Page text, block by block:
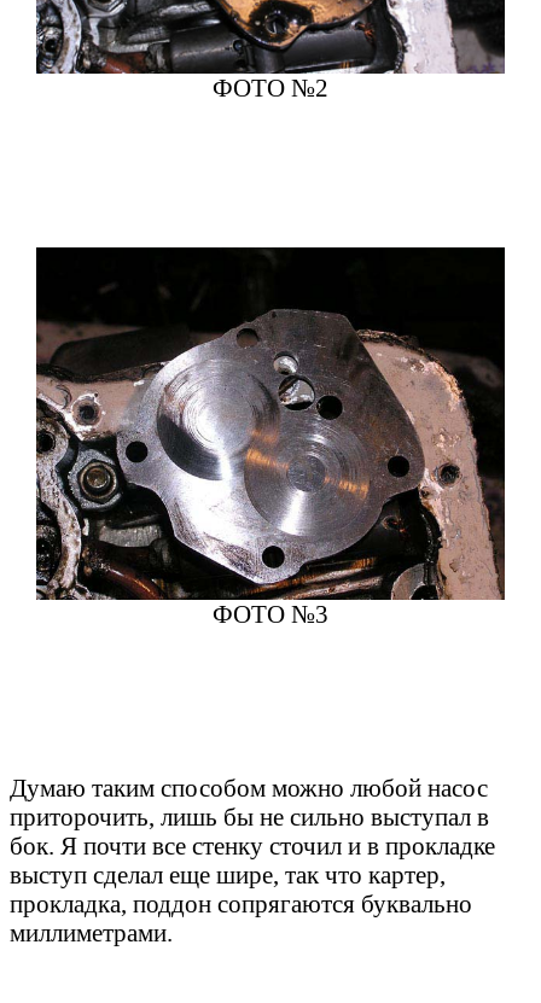
ФОТО №2
ФОТО №3
Думаю таким способом можно любой насос
приторочить, лишь бы не сильно выступал в
бок. Я почти все стенку сточил и в прокладке
выступ сделал еще шире, так что картер,
прокладка, поддон сопрягаются буквально
миллиметрами.